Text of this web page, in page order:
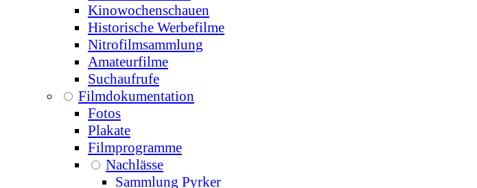
Kinowochenschauen
Historische Werbefilme
Nitrofilmsammlung
Amateurfilme
Suchaufrufe
Filmdokumentation
Fotos
Plakate
Filmprogramme
Nachlässe
Sammlung Pyrker